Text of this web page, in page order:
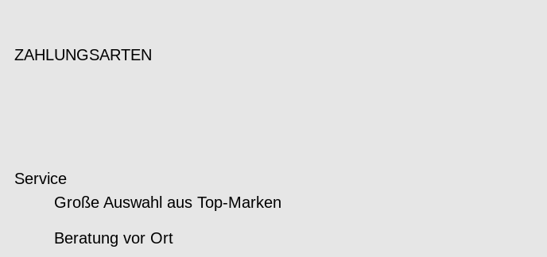
ZAHLUNGSARTEN
Service
Große Auswahl aus Top-Marken
Beratung vor Ort